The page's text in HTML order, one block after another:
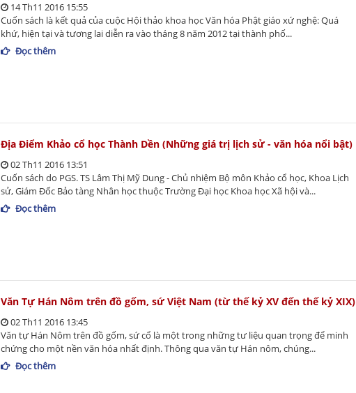
14 Th11 2016 15:55
Cuốn sách là kết quả của cuộc Hội thảo khoa học Văn hóa Phật giáo xứ nghệ: Quá
khứ, hiện tại và tương lai diễn ra vào tháng 8 năm 2012 tại thành phố...
Đọc thêm
Địa Điểm Khảo cổ học Thành Dền (Những giá trị lịch sử - văn hóa nổi bật)
02 Th11 2016 13:51
Cuốn sách do PGS. TS Lâm Thị Mỹ Dung - Chủ nhiệm Bộ môn Khảo cổ học, Khoa Lịch
sử, Giám Đốc Bảo tàng Nhân học thuộc Trường Đại học Khoa học Xã hội và...
Đọc thêm
Văn Tự Hán Nôm trên đồ gốm, sứ Việt Nam (từ thế kỷ XV đến thế kỷ XIX)
02 Th11 2016 13:45
Văn tự Hán Nôm trên đồ gốm, sứ cổ là một trong những tư liệu quan trọng để minh
chứng cho một nền văn hóa nhất định. Thông qua văn tự Hán nôm, chúng...
Đọc thêm